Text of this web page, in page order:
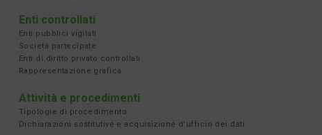
Enti controllati
Enti pubblici vigilati
Società partecipate
Enti di diritto privato controllati
Rappresentazione grafica
Attività e procedimenti
Tipologie di procedimento
Dichiarazioni sostitutive e acquisizione d'ufficio dei dati